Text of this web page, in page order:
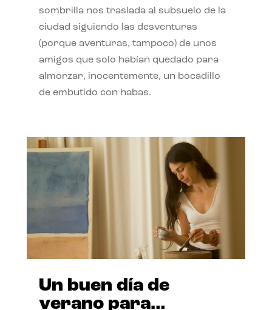
sombrilla nos traslada al subsuelo de la
ciudad siguiendo las desventuras
(porque aventuras, tampoco) de unos
amigos que solo habían quedado para
almorzar, inocentemente, un bocadillo
de embutido con habas.
Un buen día de
verano para…